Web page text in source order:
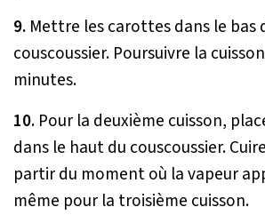
9. Mettre les carottes dans le bas
couscoussier. Poursuivre la
minutes.
10. Pour la deuxième cuisson,
dans le haut du couscoussier.
partir du moment où la vapeur
même pour la troisième cuisson.